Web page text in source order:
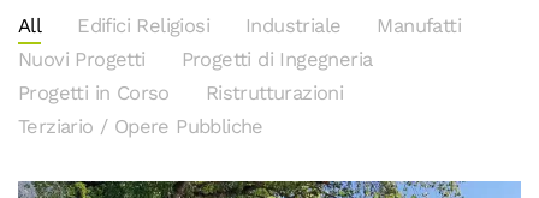
All Edifici Religiosi Industriale
Manufatti
Nuovi Progetti
Progetti di Ingegneria
Progetti in Corso
Ristrutturazioni
Terziario / Opere Pubbliche